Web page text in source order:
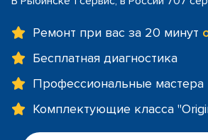
Ремонт при вас за 20 минут
Бесплатная диагностика
Профессиональные мастера
Комплектующие класса